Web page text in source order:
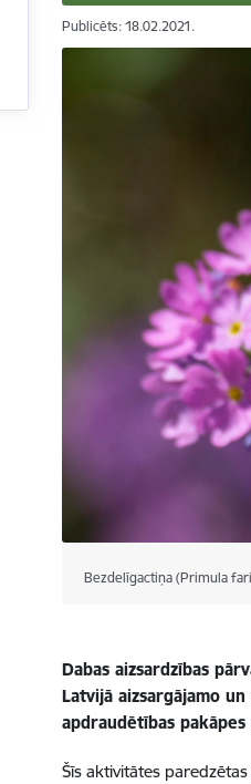
Publicēts: 18.02.2021.
Bezdelīgactiņa (Primula
Dabas aizsardzības
Latvijā aizsargājamo
apdraudētības
Šīs aktivitātes